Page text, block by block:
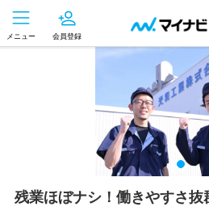
メニュー 会員登録
残業ほぼナシ！働きやすさ抜